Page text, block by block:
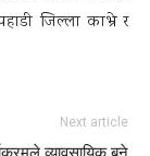
जिल्ला काभ्रे र
Next article